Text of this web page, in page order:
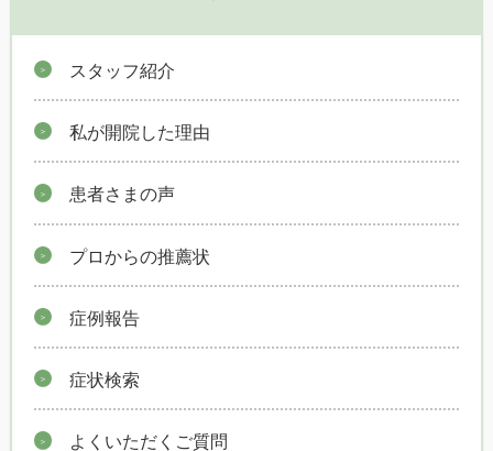
スタッフ紹介
私が開院した理由
患者さまの声
プロからの推薦状
症例報告
症状検索
よくいただくご質問